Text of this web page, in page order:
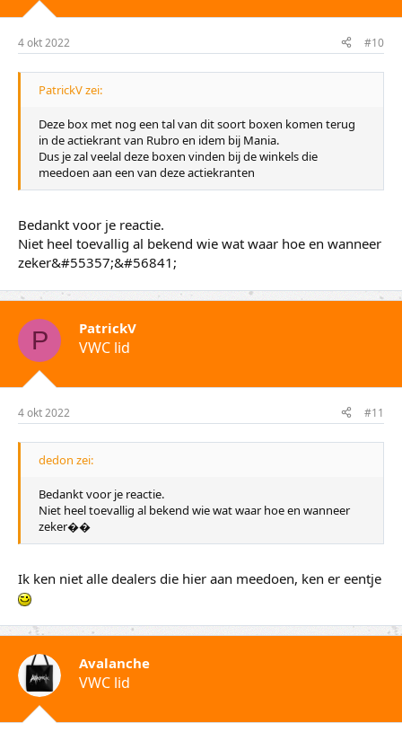
4 okt 2022 #10
PatrickV zei:
Deze box met nog een tal van dit soort boxen komen terug
in de actiekrant van Rubro en idem bij Mania.
Dus je zal veelal deze boxen vinden bij de winkels die
meedoen aan een van deze actiekranten
Bedankt voor je reactie.
Niet heel toevallig al bekend wie wat waar hoe en wanneer
zeker&#55357;&#56841;
P PatrickV
VWC lid
4 okt 2022 #11
dedon zei:
Bedankt voor je reactie.
Niet heel toevallig al bekend wie wat waar hoe en wanneer
zeker��
Ik ken niet alle dealers die hier aan meedoen, ken er eentje
Avalanche
VWC lid